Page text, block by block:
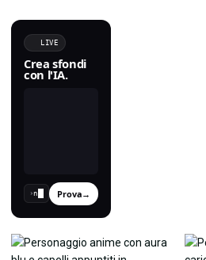
LIVE
Crea sfondi
con l'IA.
›